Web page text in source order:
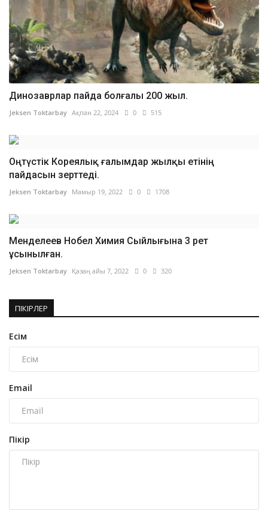
Динозаврлар пайда болғалы 200 жыл.
Jeksen Toktarbay Ақпан 22, 2024 0 515
Оңтүстік Кореялық ғалымдар жылқы етінің
пайдасын зерттеді.
Jeksen Toktarbay Мамыр 19, 2022 0 1708
Менделеев Нобел Химия Сыйлығына 3 рет
ұсынылған.
Jeksen Toktarbay Қазаң айы 7, 2022 0 320
ПІКІРЛЕР
Есім
Email
Пікір